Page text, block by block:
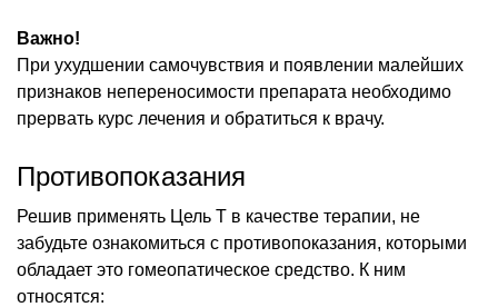
Важно!
При ухудшении самочувствия и появлении малейших
признаков непереносимости препарата необходимо
прервать курс лечения и обратиться к врачу.
Противопоказания
Решив применять Цель Т в качестве терапии, не
забудьте ознакомиться с противопоказания, которыми
обладает это гомеопатическое средство. К ним
относятся: